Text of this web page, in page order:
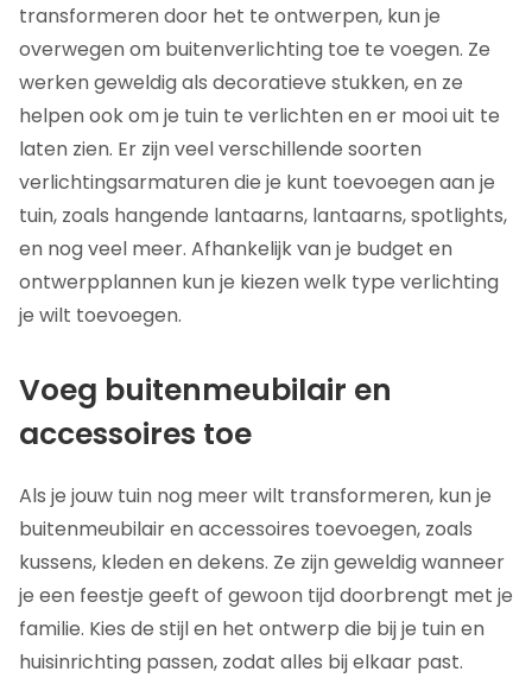
transformeren door het te ontwerpen, kun je
overwegen om buitenverlichting toe te voegen. Ze
werken geweldig als decoratieve stukken, en ze
helpen ook om je tuin te verlichten en er mooi uit te
laten zien. Er zijn veel verschillende soorten
verlichtingsarmaturen die je kunt toevoegen aan je
tuin, zoals hangende lantaarns, lantaarns, spotlights,
en nog veel meer. Afhankelijk van je budget en
ontwerpplannen kun je kiezen welk type verlichting
je wilt toevoegen.
Voeg buitenmeubilair en
accessoires toe
Als je jouw tuin nog meer wilt transformeren, kun je
buitenmeubilair en accessoires toevoegen, zoals
kussens, kleden en dekens. Ze zijn geweldig wanneer
je een feestje geeft of gewoon tijd doorbrengt met je
familie. Kies de stijl en het ontwerp die bij je tuin en
huisinrichting passen, zodat alles bij elkaar past.